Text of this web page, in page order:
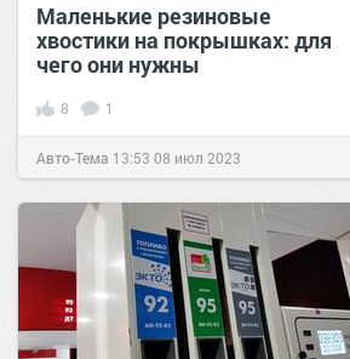
Маленькие резиновые
хвостики на покрышках: для
чего они нужны
8 1
Авто-Тема 13:53 08 июл 2023